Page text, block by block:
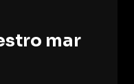
mar